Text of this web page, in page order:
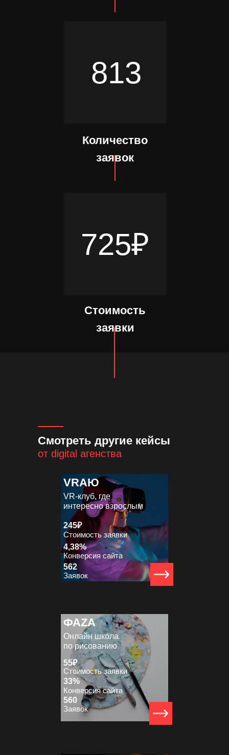
Стоимость
заявки
Количество
заявок
725₽
813
Смотреть другие кейсы
от digital агенства
Онлайн школа
по рисованию
ФАZА
Стоимость заявки
55₽
Конверсия сайта
560
Заявок
33%
VRAЮ
VR-клуб, где
интересно взрослым
Стоимость заявки
245₽
4,38%
Конверсия сайта
562
Заявок